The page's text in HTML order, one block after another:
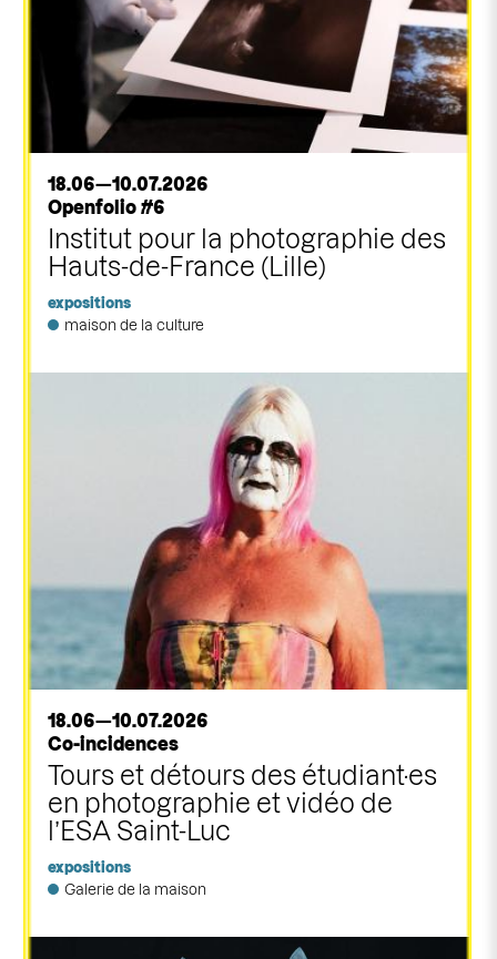
18.06—10.07.2026
Openfolio #6
Institut pour la photographie des
Hauts-de-France (Lille)
expositions
maison de la culture
18.06—10.07.2026
Co-incidences
Tours et détours des étudiant·es
en photographie et vidéo de
l’ESA Saint-Luc
expositions
Galerie de la maison